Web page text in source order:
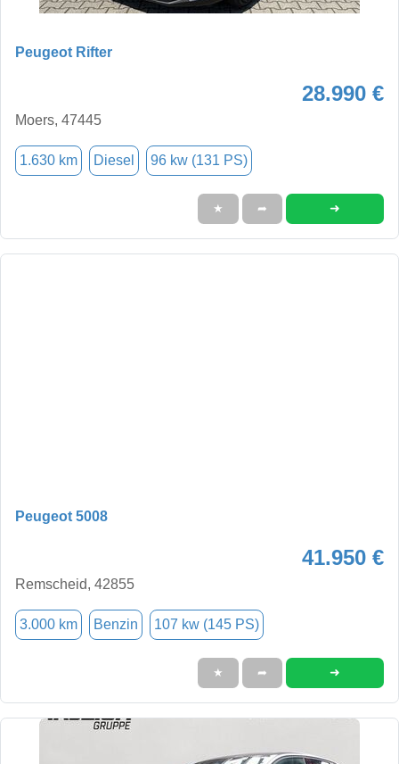
Peugeot Rifter
28.990 €
Moers, 47445
1.630 km Diesel 96 kw (131 PS)
★ ➦ ➜
Peugeot 5008
41.950 €
Remscheid, 42855
3.000 km Benzin 107 kw (145 PS)
★ ➦ ➜